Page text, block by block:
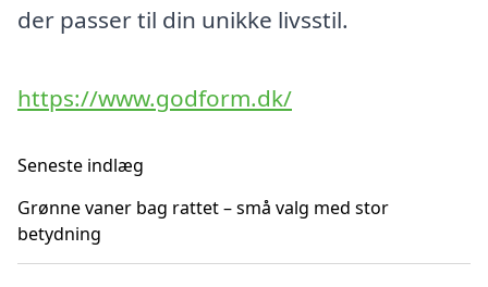
der passer til din unikke livsstil.
https://www.godform.dk/
Seneste indlæg
Grønne vaner bag rattet – små valg med stor
betydning